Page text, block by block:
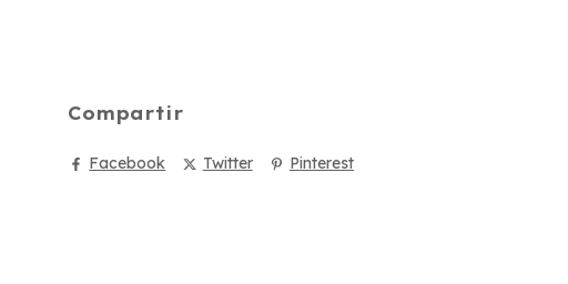
Compartir
Facebook Twitter Pinterest